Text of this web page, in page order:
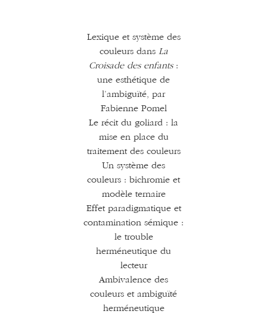
Lexique et système des
couleurs dans La
Croisade des enfants :
une esthétique de
l’ambiguïté, par
Fabienne Pomel
Le récit du goliard : la
mise en place du
traitement des couleurs
Un système des
couleurs : bichromie et
modèle ternaire
Effet paradigmatique et
contamination sémique :
le trouble
herméneutique du
lecteur
Ambivalence des
couleurs et ambiguïté
herméneutique